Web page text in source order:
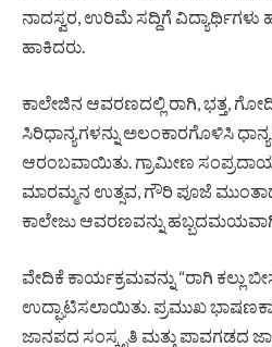
ನಾದಸ್ವರ, ಉರಿಮೆ ಸದ್ದಿಗೆ ವಿದ್ಯಾರ್ಥಿಗಳು
ಹಾಕಿದರು.
ಕಾಲೇಜಿನ ಆವರಣದಲ್ಲಿ ರಾಗಿ, ಭತ್ತ,
ಸಿರಿಧಾನ್ಯಗಳನ್ನು ಅಲಂಕಾರಗೊಳಿಸಿ
ಆರಂಬವಾಯಿತು. ಗ್ರಾಮೀಣ
ಮಾರಮ್ಮನ ಉತ್ಸವ, ಗೌರಿ ಪೂಜೆ
ಕಾಲೇಜು ಆವರಣವನ್ನು
ವೇದಿಕೆ ಕಾರ್ಯಕ್ರಮವನ್ನು “ರಾಗಿ ಕಲ್ಲು
ಉದ್ಘಾಟಿಸಲಾಯಿತು. ಪ್ರಮುಖ
ಜಾನಪದ ಸಂಸ್ಕೃತಿ ಮತ್ತು ಪಾವಗಡದ